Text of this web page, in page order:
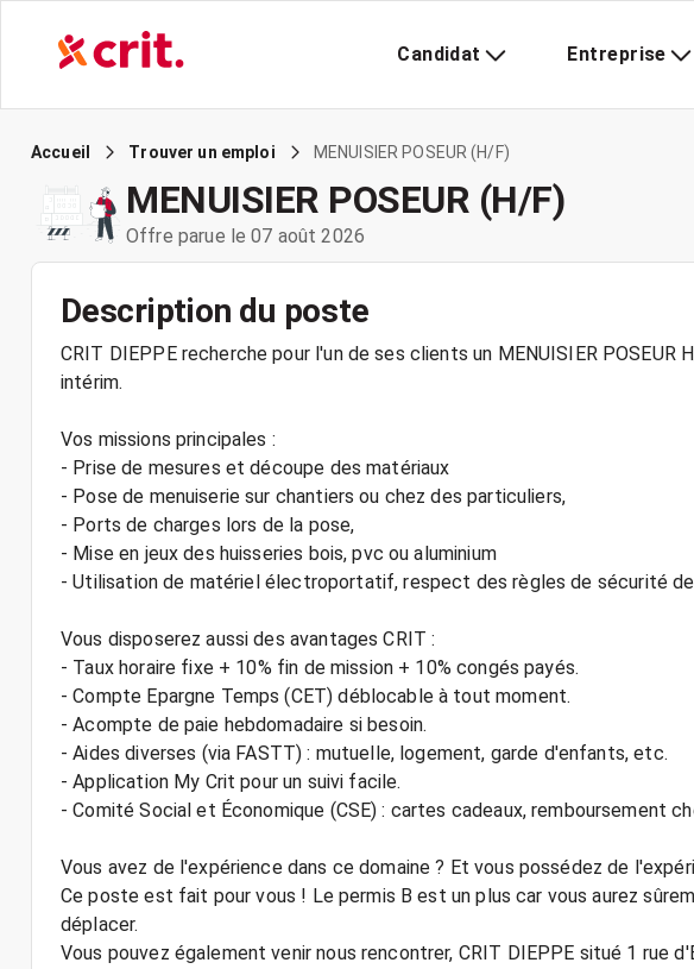
Candidat Entreprise
Accueil Trouver un emploi MENUISIER POSEUR (H/F)
MENUISIER POSEUR (H/F)
Offre parue le 07 août 2026
Description du poste
CRIT DIEPPE recherche pour l'un de ses clients un MENUISIER POSEUR
intérim.
Vos missions principales :
- Prise de mesures et découpe des matériaux
- Pose de menuiserie sur chantiers ou chez des particuliers,
- Ports de charges lors de la pose,
- Mise en jeux des huisseries bois, pvc ou aluminium
- Utilisation de matériel électroportatif, respect des règles de sécurité
Vous disposerez aussi des avantages CRIT :
- Taux horaire fixe + 10% fin de mission + 10% congés payés.
- Compte Epargne Temps (CET) déblocable à tout moment.
- Acompte de paie hebdomadaire si besoin.
- Aides diverses (via FASTT) : mutuelle, logement, garde d'enfants, etc.
- Application My Crit pour un suivi facile.
- Comité Social et Économique (CSE) : cartes cadeaux, remboursement
Vous avez de l'expérience dans ce domaine ? Et vous possédez de
Ce poste est fait pour vous ! Le permis B est un plus car vous aurez
déplacer.
Vous pouvez également venir nous rencontrer, CRIT DIEPPE situé 1 rue